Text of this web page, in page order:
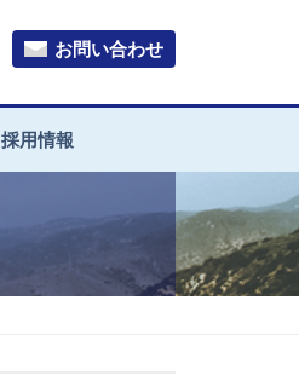
お問い合わせ
採用情報